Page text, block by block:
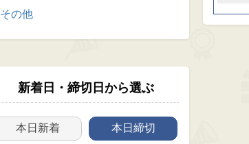
その他
新着日・締切日から選ぶ
本日新着 本日締切